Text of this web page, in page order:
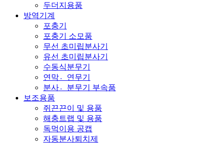
두더지용품
방역기계
포충기
포충기 소모품
무선 초미립분사기
유선 초미립분사기
수동식분무기
연막연〮무기
분사분〮무기 부속품
보조용품
쥐끈끈이 및 용품
해충트랩 및 용품
독먹이용 공캡
자동분사퇴치제